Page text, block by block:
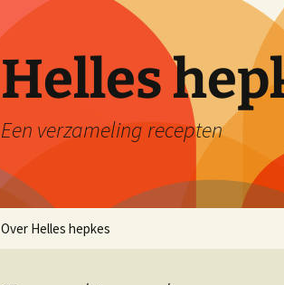
Helles
Een verzameling recepten
Over Helles hepkes